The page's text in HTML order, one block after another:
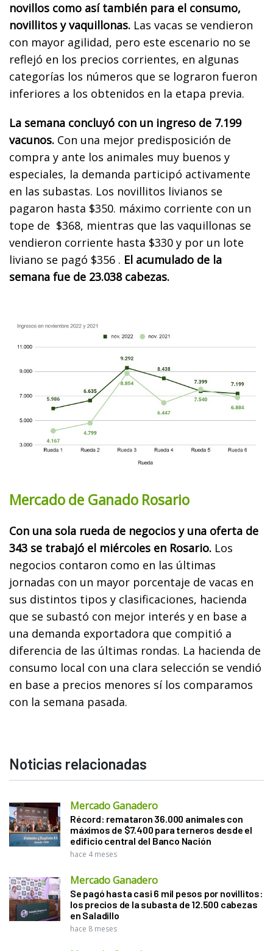
novillos como así también para el consumo,
novillitos y vaquillonas. Las vacas se vendieron
con mayor agilidad, pero este escenario no se
reflejó en los precios corrientes, en algunas
categorías los números que se lograron fueron
inferiores a los obtenidos en la etapa previa.
La semana concluyó con un ingreso de 7.199
vacunos. Con una mejor predisposición de
compra y ante los animales muy buenos y
especiales, la demanda participó activamente
en las subastas. Los novillitos livianos se
pagaron hasta $350. máximo corriente con un
tope de $368, mientras que las vaquillonas se
vendieron corriente hasta $330 y por un lote
liviano se pagó $356 . El acumulado de la
semana fue de 23.038 cabezas.
Mercado de Ganado Rosario
Con una sola rueda de negocios y una oferta de
343 se trabajó el miércoles en Rosario. Los
negocios contaron como en las últimas
jornadas con un mayor porcentaje de vacas en
sus distintos tipos y clasificaciones, hacienda
que se subastó con mejor interés y en base a
una demanda exportadora que compitió a
diferencia de las últimas rondas. La hacienda de
consumo local con una clara selección se vendió
en base a precios menores sí los comparamos
con la semana pasada.
Noticias relacionadas
Mercado Ganadero
Récord: remataron 36.000 animales con
máximos de $7.400 para terneros desde el
edificio central del Banco Nación
hace 4 meses
Mercado Ganadero
Se pagó hasta casi 6 mil pesos por novillitos:
los precios de la subasta de 12.500 cabezas
en Saladillo
hace 8 meses